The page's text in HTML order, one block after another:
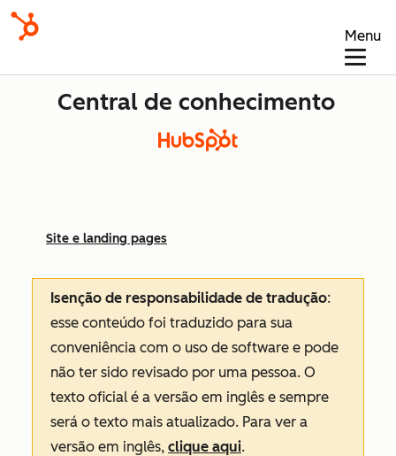
Menu
Central de conhecimento
Site e landing pages
Isenção de responsabilidade de tradução:
esse conteúdo foi traduzido para sua
conveniência com o uso de software e pode
não ter sido revisado por uma pessoa. O
texto oficial é a versão em inglês e sempre
será o texto mais atualizado. Para ver a
versão em inglês, clique aqui.